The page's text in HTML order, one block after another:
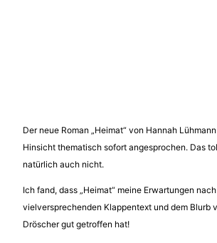
Der neue Roman „Heimat“ von Hannah
Hinsicht thematisch sofort angesprochen. Das
natürlich auch nicht.
Ich fand, dass „Heimat“ meine Erwartungen
vielversprechenden Klappentext und dem Blurb
Dröscher gut getroffen hat!